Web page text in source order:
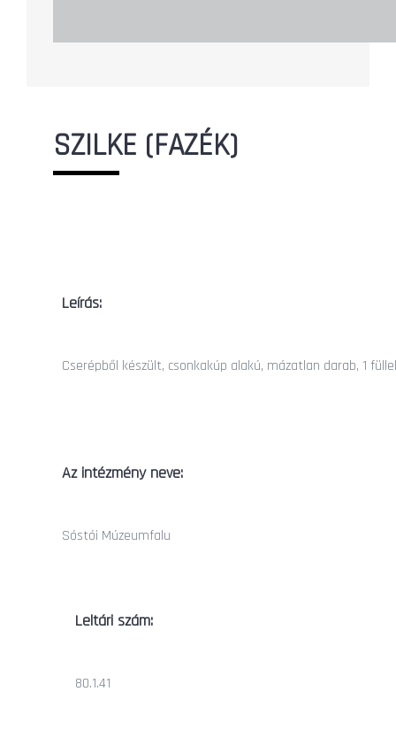
SZILKE (FAZÉK)
Leírás:
Cserépből készült, csonkakúp alakú, mázatlan darab, 1
Az intézmény neve:
Sóstói Múzeumfalu
Leltári szám:
80.1.41